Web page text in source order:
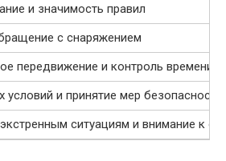
и значимость правил
с снаряжением
передвижение и контроль времени
условий и принятие мер безопасности
ситуациям и внимание к